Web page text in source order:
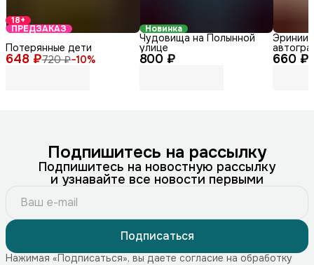
18+
ПРЕДЗАКАЗ
648 ₽720 ₽−10%
Потерянные дети
Новинка
800 ₽
Чудовища на Полынной
улице
660 ₽
Эринии
Подпишитесь на рассылку
Подпишитесь на новостную рассылку
и узнавайте все новости первыми
Подписаться
Нажимая «Подписаться», вы даете согласие на обработку